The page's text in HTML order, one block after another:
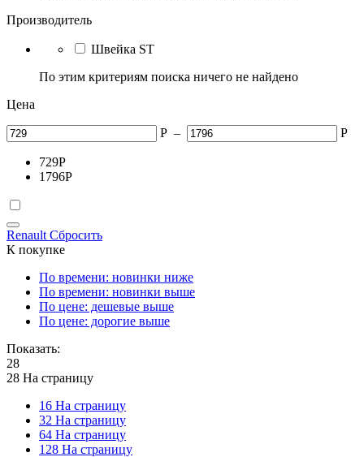
Производитель
Швейка ST
По этим критериям поиска ничего не найдено
Цена
Р – Р
729Р
1796Р
Renault Сбросить
К покупке
По времени: новинки ниже
По времени: новинки выше
По цене: дешевые выше
По цене: дорогие выше
Показать:
28
28 На страницу
16 На страницу
32 На страницу
64 На страницу
128 На страницу